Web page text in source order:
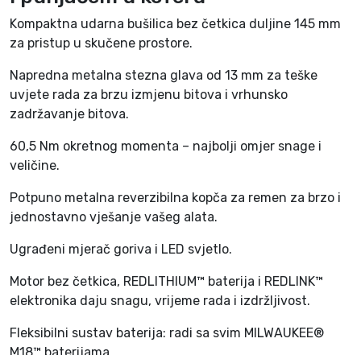
C
-
2
2
C
4
9
3
4
9
8
2
2
8
Kompaktna udarna bušilica bez četkica duljine 145 mm
za pristup u skučene prostore.
Napredna metalna stezna glava od 13 mm za teške
uvjete rada za brzu izmjenu bitova i vrhunsko
zadržavanje bitova.
60,5 Nm okretnog momenta – najbolji omjer snage i
veličine.
Potpuno metalna reverzibilna kopča za remen za brzo i
jednostavno vješanje vašeg alata.
Ugrađeni mjerač goriva i LED svjetlo.
Motor bez četkica, REDLITHIUM™ baterija i REDLINK™
elektronika daju snagu, vrijeme rada i izdržljivost.
Fleksibilni sustav baterija: radi sa svim MILWAUKEE®
M18™ baterijama.